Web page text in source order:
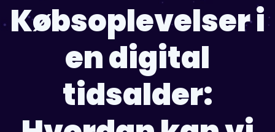
Købsoplevelser i
en digital
tidsalder: